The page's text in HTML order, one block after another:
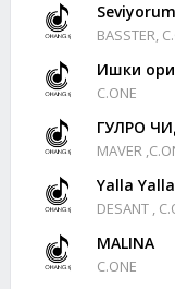
BASSTER,
Ишки
C.ONE
ГУЛРО
MAVER
Yalla Yalla
DESANT ,
MALINA
C.ONE